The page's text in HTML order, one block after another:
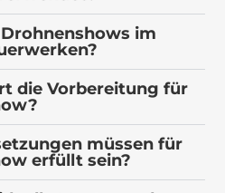
im
die Vorbereitung für
müssen für
erfüllt sein?